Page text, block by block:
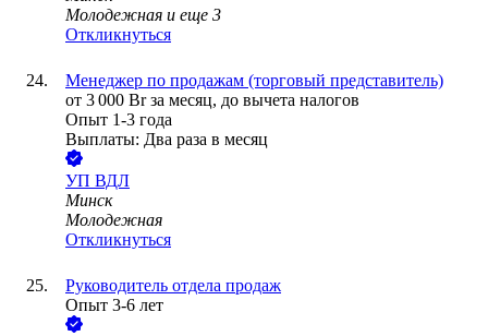
Молодежная и еще 3
Откликнуться
Менеджер по продажам (торговый представитель)
от 3 000 Br за месяц, до вычета налогов
Опыт 1-3 года
Выплаты: Два раза в месяц
УП ВДЛ
Минск
Молодежная
Откликнуться
Руководитель отдела продаж
Опыт 3-6 лет